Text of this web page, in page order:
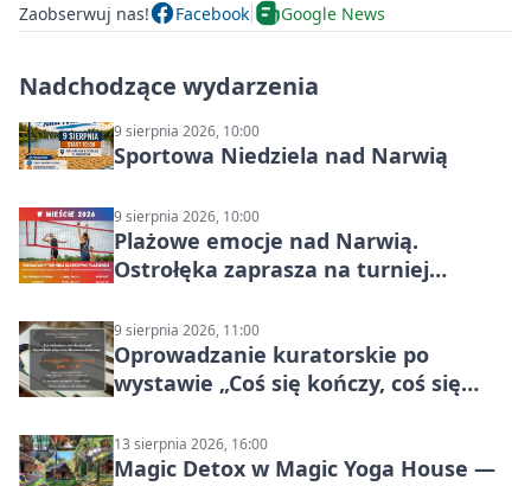
Zaobserwuj nas! Facebook Google News
Nadchodzące wydarzenia
9 sierpnia 2026, 10:00
Sportowa Niedziela nad Narwią
9 sierpnia 2026, 10:00
Plażowe emocje nad Narwią.
Ostrołęka zaprasza na turniej
9 sierpnia 2026, 11:00
Oprowadzanie kuratorskie po
wystawie „Coś się kończy, coś się
Mazowsza do Korony”
13 sierpnia 2026, 16:00
Magic Detox w Magic Yoga House —